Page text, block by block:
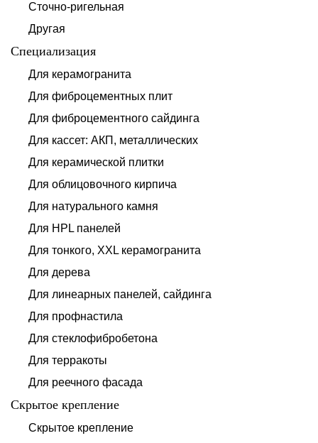
Сточно-ригельная
Другая
Специализация
Для керамогранита
Для фиброцементных плит
Для фиброцементного сайдинга
Для кассет: АКП, металлических
Для керамической плитки
Для облицовочного кирпича
Для натурального камня
Для HPL панелей
Для тонкого, XXL керамогранита
Для дерева
Для линеарных панелей, сайдинга
Для профнастила
Для стеклофибробетона
Для терракоты
Для реечного фасада
Скрытое крепление
Скрытое крепление